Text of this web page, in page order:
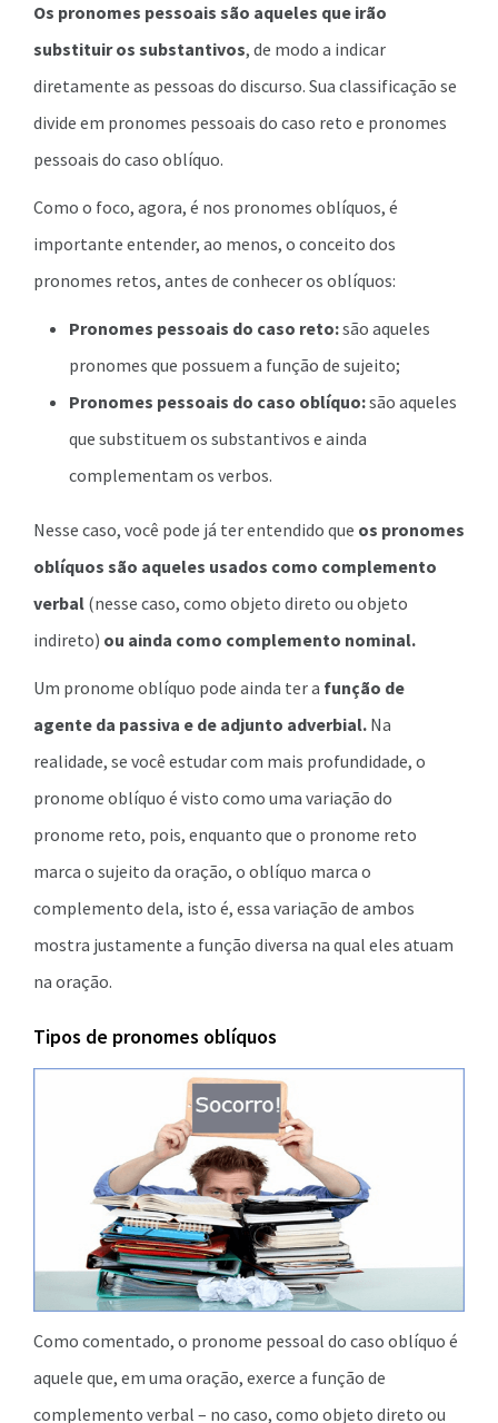
Os pronomes pessoais são aqueles que irão
substituir os substantivos, de modo a indicar
diretamente as pessoas do discurso. Sua classificação se
divide em pronomes pessoais do caso reto e pronomes
pessoais do caso oblíquo.
Como o foco, agora, é nos pronomes oblíquos, é
importante entender, ao menos, o conceito dos
pronomes retos, antes de conhecer os oblíquos:
Pronomes pessoais do caso reto:são aqueles
pronomes que possuem a função de sujeito;
Pronomes pessoais do caso oblíquo:são aqueles
que substituem os substantivos e ainda
complementam os verbos.
Nesse caso, você pode já ter entendido que os pronomes
oblíquos são aqueles usados como complemento
verbal (nesse caso, como objeto direto ou objeto
indireto) ou ainda como complemento nominal.
Um pronome oblíquo pode ainda ter a função de
agente da passiva e de adjunto adverbial. Na
realidade, se você estudar com mais profundidade, o
pronome oblíquo é visto como uma variação do
pronome reto, pois, enquanto que o pronome reto
marca o sujeito da oração, o oblíquo marca o
complemento dela, isto é, essa variação de ambos
mostra justamente a função diversa na qual eles atuam
na oração.
Tipos de pronomes oblíquos
Como comentado, o pronome pessoal do caso oblíquo é
aquele que, em uma oração, exerce a função de
complemento verbal – no caso, como objeto direto ou